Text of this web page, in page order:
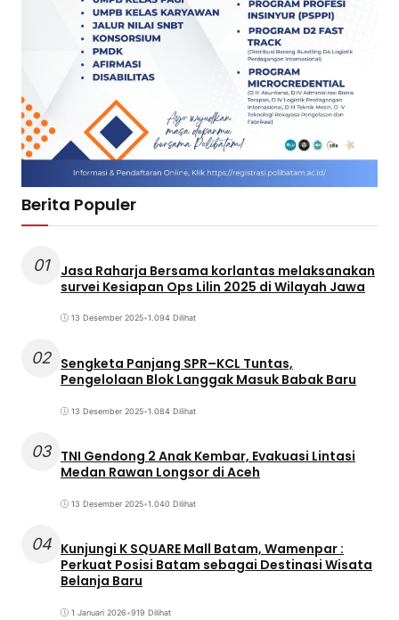
Berita Populer
01
Jasa Raharja Bersama korlantas melaksanakan
survei Kesiapan Ops Lilin 2025 di Wilayah Jawa
13 Desember 2025•1.094 Dilihat
02 Sengketa Panjang SPR–KCL Tuntas,
Pengelolaan Blok Langgak Masuk Babak Baru
13 Desember 2025•1.084 Dilihat
03 TNI Gendong 2 Anak Kembar, Evakuasi Lintasi
Medan Rawan Longsor di Aceh
13 Desember 2025•1.040 Dilihat
04 Kunjungi K SQUARE Mall Batam, Wamenpar :
Perkuat Posisi Batam sebagai Destinasi Wisata
Belanja Baru
1 Januari 2026•919 Dilihat